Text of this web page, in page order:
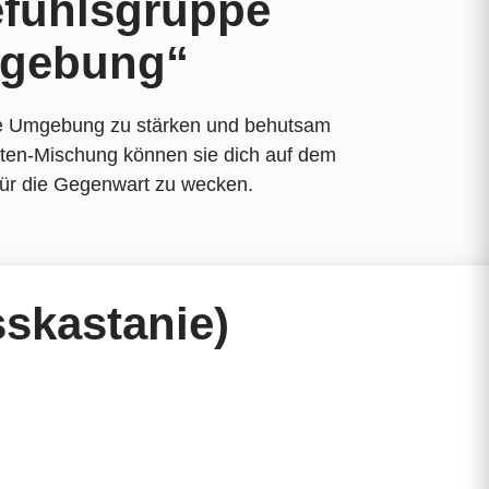
zu stärken und behutsam
Mischung können sie dich auf dem
die Gegenwart zu wecken.